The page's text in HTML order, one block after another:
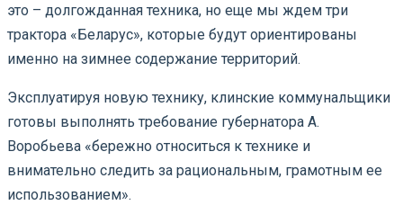
это – долгожданная техника, но еще мы ждем три
трактора «Беларус», которые будут ориентированы
именно на зимнее содержание территорий.
Эксплуатируя новую технику, клинские коммунальщики
готовы выполнять требование губернатора А.
Воробьева «бережно относиться к технике и
внимательно следить за рациональным, грамотным ее
использованием».